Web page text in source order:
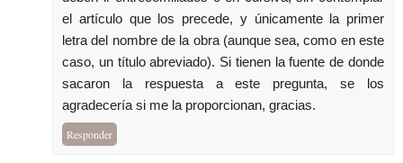
el artículo que los precede, y únicamente la primer
letra del nombre de la obra (aunque sea, como en este
caso, un título abreviado). Si tienen la fuente de donde
sacaron la respuesta a este pregunta, se los
agradecería si me la proporcionan, gracias.
Responder